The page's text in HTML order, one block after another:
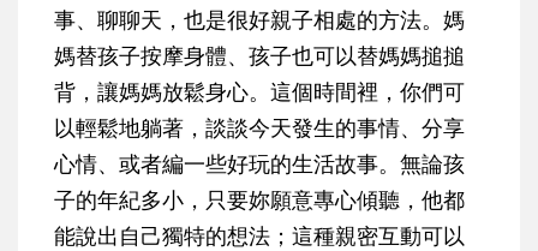
事、聊聊天，也是很好親子相處的方法。媽
媽替孩子按摩身體、孩子也可以替媽媽搥搥
背，讓媽媽放鬆身心。這個時間裡，你們可
以輕鬆地躺著，談談今天發生的事情、分享
心情、或者編一些好玩的生活故事。無論孩
子的年紀多小，只要妳願意專心傾聽，他都
能說出自己獨特的想法；這種親密互動可以